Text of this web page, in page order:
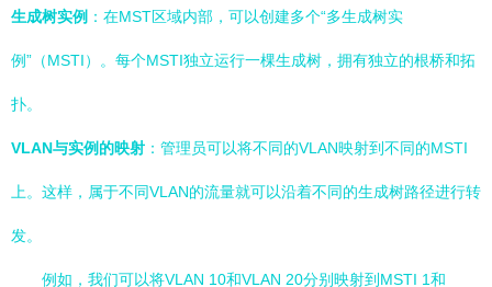
生成树实例 ：在MST区域内部，可以创建多个“多生成树实
例”（MSTI）。每个MSTI独立运行一棵生成树，拥有独立的根桥和拓
扑。
VLAN与实例的映射 ：管理员可以将不同的VLAN映射到不同的MSTI
上。这样，属于不同VLAN的流量就可以沿着不同的生成树路径进行转
发。
例如，我们可以将VLAN 10和VLAN 20分别映射到MSTI 1和